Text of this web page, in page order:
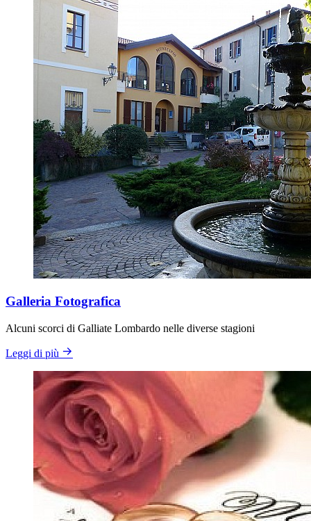
Galleria Fotografica
Alcuni scorci di Galliate Lombardo nelle diverse stagioni
Leggi di più